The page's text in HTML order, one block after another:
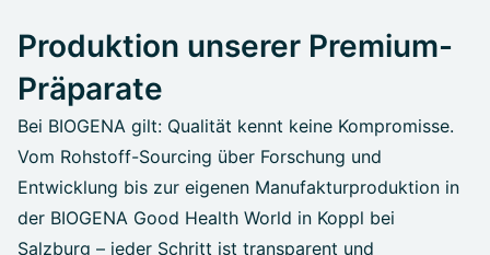
Produktion unserer Premium-
Präparate
Bei BIOGENA gilt: Qualität kennt keine Kompromisse.
Vom Rohstoff-Sourcing über Forschung und
Entwicklung bis zur eigenen Manufakturproduktion in
der BIOGENA Good Health World in Koppl bei
Salzburg – jeder Schritt ist transparent und